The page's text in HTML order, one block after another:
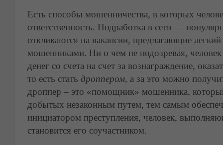
Есть способы мошенничества, в которых
ответственность. Подработка в сети —
откликаются на вакансии, предлагающие
мошенниками. Ни о чем не подозревая,
денег со счета на счет за вознаграждение,
то есть стать дроппером, а за это можно
дроппер – это «помощник» мошенника,
добытых незаконным путем, тем самым
инициатором преступления, человек,
становится его соучастником.